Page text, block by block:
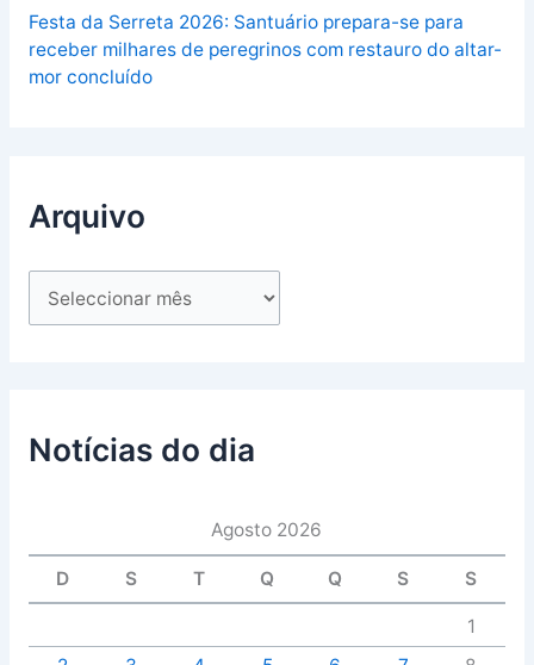
Festa da Serreta 2026: Santuário prepara-se para
receber milhares de peregrinos com restauro do altar-
mor concluído
Arquivo
Notícias do dia
Agosto 2026
D S T Q Q S S
1